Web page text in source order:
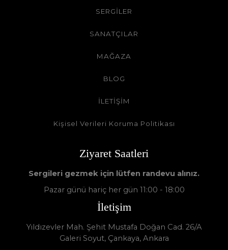
SERGİLER
SANATÇILAR
MAĞAZA
BLOG
İLETİŞİM
Kişisel Verileri Koruma Politikası
Ziyaret Saatleri
Sergileri gezmek için lütfen randevu alınız.
Pazar günü hariç her gün 11:00 - 18:00
İletişim
Yıldızevler Mah. Şehit Mustafa Doğan Cad. 26/A
Galeri Soyut, Çankaya, Ankara